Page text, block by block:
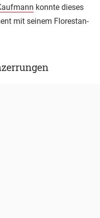
konnte dieses
mit seinem Florestan-